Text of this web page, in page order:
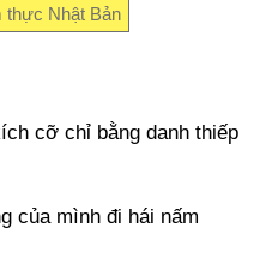
thực Nhật Bản
cỡ chỉ bằng danh thiếp
của mình đi hái nấm